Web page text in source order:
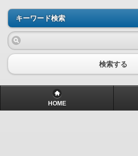
キーワード検索
検索する
HOME